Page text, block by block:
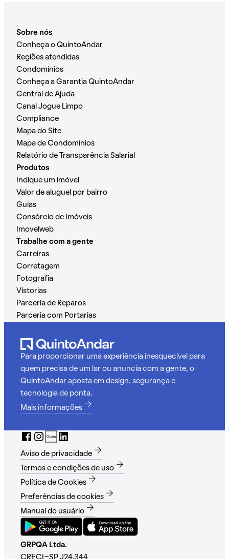
Sobre nós
Conheça o QuintoAndar
Regiões atendidas
Condomínios
Conheça a Garantia QuintoAndar
Central de Ajuda
Canal Jogue Limpo
Compliance
Mapa do Site
Mapa de Condomínios
Relatório de Transparência Salarial
Produtos
Indique um imóvel
Valor de aluguel por bairro
Guias
Consórcio de Imóveis
Imovelweb
Trabalhe com a gente
Carreiras
Corretagem
Fotografia
Vistorias
Parceria de Reparos
Parceria com Portarias
Para proporcionar uma experiência inesquecível para
quem precisa de um lar ou anuncia com a gente, o
QuintoAndar aposta em design, segurança e
tecnologia de ponta.
Mais informações
Aviso de privacidade
Termos e condições de uso
Política de Cookies
Preferências de cookies
Manual do usuário
GRPQA Ltda.